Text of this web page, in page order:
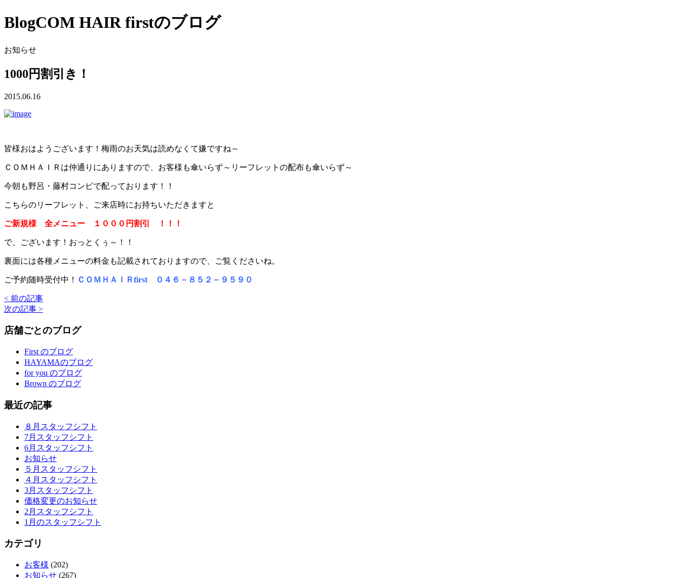
BlogCOM HAIR firstのブログ
お知らせ
1000円割引き！
2015.06.16
皆様おはようございます！梅雨のお天気は読めなくて嫌ですね～
ＣＯＭＨＡＩＲは仲通りにありますので、お客様も傘いらず～リーフレットの配布も傘いらず～
今朝も野呂・藤村コンビで配っております！！
こちらのリーフレット、ご来店時にお持ちいただきますと
ご新規様 全メニュー １０００円割引 ！！！
で、ございます！おっとくぅ～！！
裏面には各種メニューの料金も記載されておりますので、ご覧くださいね。
ご予約随時受付中！ ＣＯＭＨＡＩＲfirst ０４６－８５２－９５９０
< 前の記事
次の記事 >
店舗ごとのブログ
First のブログ
HAYAMAのブログ
for you のブログ
Brown のブログ
最近の記事
８月スタッフシフト
7月スタッフシフト
6月スタッフシフト
お知らせ
５月スタッフシフト
４月スタッフシフト
3月スタッフシフト
価格変更のお知らせ
2月スタッフシフト
1月のスタッフシフト
カテゴリ
お客様 (202)
お知らせ (267)